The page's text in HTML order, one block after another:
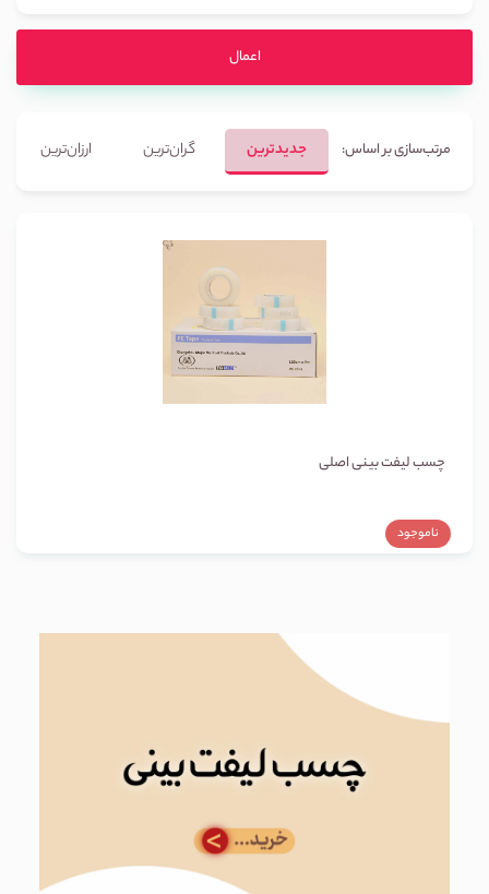
اعمال
مرتب‌سازی بر اساس: جدیدترین گران‌ترین ارزان‌ترین
چسب لیفت بینی اصلی
ناموجود